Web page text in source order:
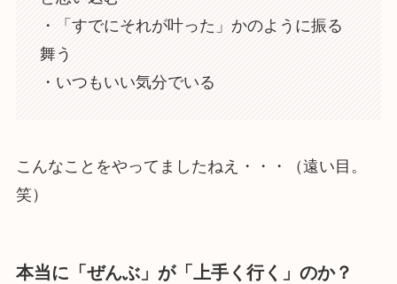
・「すでにそれが叶った」かのように振る
舞う
・いつもいい気分でいる
こんなことをやってましたねえ・・・（遠い目。
笑）
本当に「ぜんぶ」が「上手く行く」のか？